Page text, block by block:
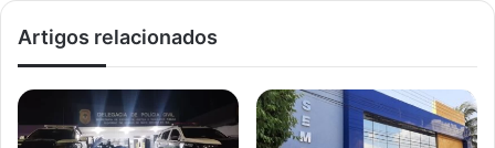
Artigos relacionados